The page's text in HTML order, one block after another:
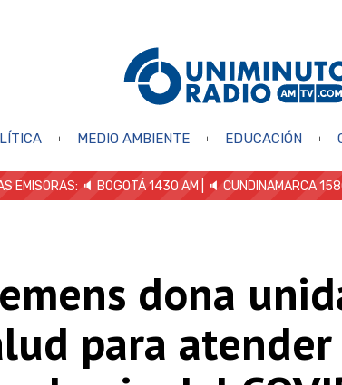
MEDIO AMBIENTE EDUCACIÓN
EMISORAS: 🔈 BOGOTÁ 1430 AM | 🔈 CUNDINAMARCA
dona
para